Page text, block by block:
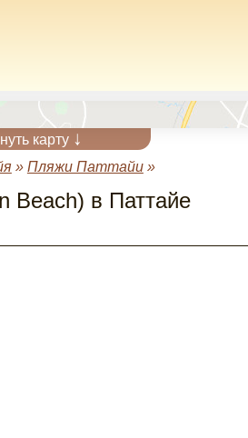
карту ↓
» Пляжи Паттайи»
Beach) в Паттайе